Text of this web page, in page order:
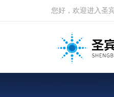
您好，欢迎进入圣